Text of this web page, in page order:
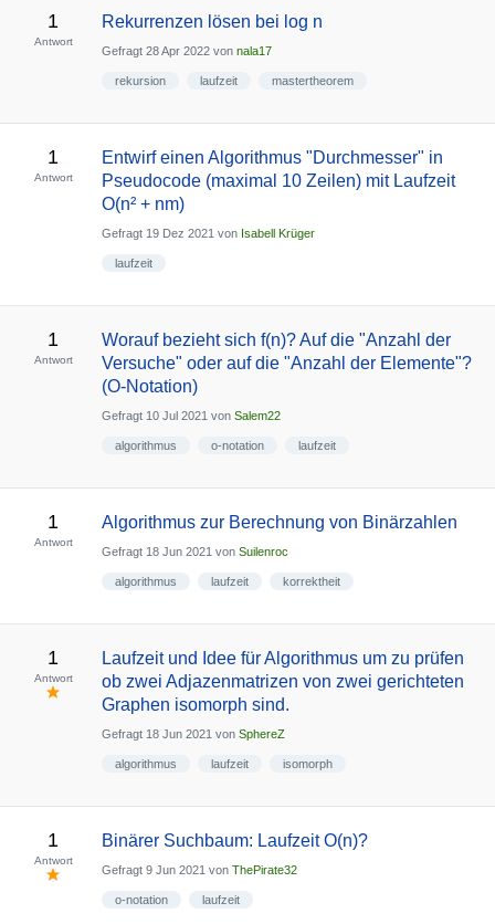
1
Antwort
Rekurrenzen lösen bei log n
Gefragt 28 Apr 2022 von nala17
rekursion laufzeit mastertheorem
1
Antwort
Entwirf einen Algorithmus "Durchmesser" in
Pseudocode (maximal 10 Zeilen) mit Laufzeit
O(n² + nm)
Gefragt 19 Dez 2021 von Isabell Krüger
laufzeit
1
Antwort
Worauf bezieht sich f(n)? Auf die "Anzahl der
Versuche" oder auf die "Anzahl der Elemente"?
(O-Notation)
Gefragt 10 Jul 2021 von Salem22
algorithmus o-notation laufzeit
1
Antwort
Algorithmus zur Berechnung von Binärzahlen
Gefragt 18 Jun 2021 von Suilenroc
algorithmus laufzeit korrektheit
1
Antwort
Laufzeit und Idee für Algorithmus um zu prüfen
ob zwei Adjazenmatrizen von zwei gerichteten
Graphen isomorph sind.
Gefragt 18 Jun 2021 von SphereZ
algorithmus laufzeit isomorph
1
Antwort
Binärer Suchbaum: Laufzeit O(n)?
Gefragt 9 Jun 2021 von ThePirate32
o-notation laufzeit